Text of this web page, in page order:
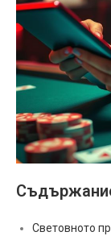
Световното